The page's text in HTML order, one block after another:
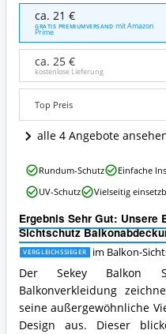
Sekey
Balkon
Sichtschutz
Balkonabdeckung
Balkonverkleidung
Angebote:
Wo
dieser
Balkon-
erhältlich?
ca. 21 €
GRATIS PREMIUMVERSAND mit Amazon
Prime
ca. 25 €
kostenlose Lieferung
Top Preis
alle 4 Angebote
Ergebnis Sehr Gut: Unsere
Sichtschutz
VERGLEICHSSIEGER im Balkon-
Der Sekey Balkon
Balkonverkleidung
seine außergewöhnliche
Design aus. Dieser
Sekey
Balkon
Sichtschutz
Balkonverkleidung
Vorteile:
Was
spricht
für
diesen
Balkon-
Sichtschutz?
Rundum-Schutz Einfache
UV-Schutz
Vielseitig